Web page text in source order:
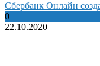
Сбербанк Онлайн
0
22.10.2020